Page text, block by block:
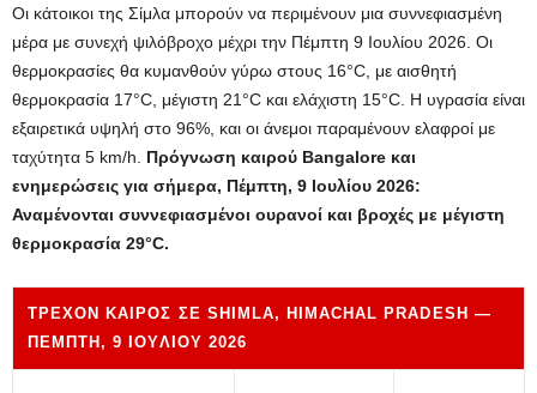
Οι κάτοικοι της Σίμλα μπορούν να περιμένουν μια συννεφιασμένη
μέρα με συνεχή ψιλόβροχο μέχρι την Πέμπτη 9 Ιουλίου 2026. Οι
θερμοκρασίες θα κυμανθούν γύρω στους 16°C, με αισθητή
θερμοκρασία 17°C, μέγιστη 21°C και ελάχιστη 15°C. Η υγρασία είναι
εξαιρετικά υψηλή στο 96%, και οι άνεμοι παραμένουν ελαφροί με
ταχύτητα 5 km/h. Πρόγνωση καιρού Bangalore και
ενημερώσεις για σήμερα, Πέμπτη, 9 Ιουλίου 2026:
Αναμένονται συννεφιασμένοι ουρανοί και βροχές με μέγιστη
θερμοκρασία 29°C.
ΤΡΈΧΟΝ ΚΑΙΡΌΣ ΣΕ SHIMLA, HIMACHAL PRADESH —
ΠΈΜΠΤΗ, 9 ΙΟΥΛΊΟΥ 2026